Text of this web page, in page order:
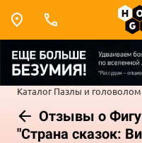
Каталог Пазлы и
Отзывы о
"Страна сказок: